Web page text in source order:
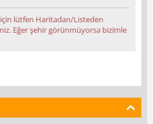
lütfen Haritadan/Listeden
Eğer şehir görünmüyorsa bizimle